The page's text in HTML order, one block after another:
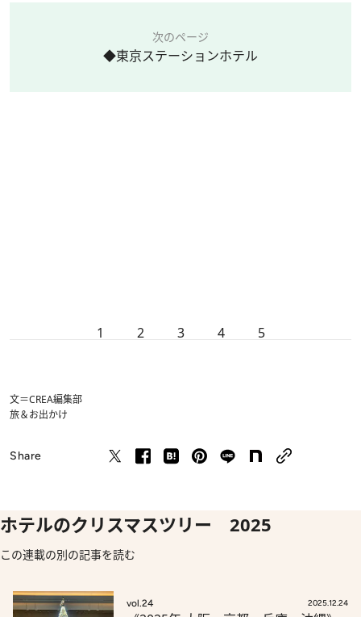
次のページ
◆東京ステーションホテル
1 2 3 4 5
文＝CREA編集部
旅＆お出かけ
Share
ホテルのクリスマスツリー 2025
この連載の別の記事を読む
vol.24 2025.12.24